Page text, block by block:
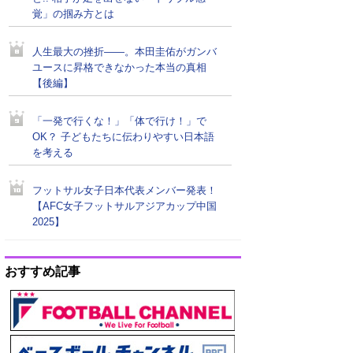
覚」の掴み方とは
人生最大の挫折――。本田圭佑がガンバ
ユースに昇格できなかった本当の真相
【後編】
「一発で行くな！」「体で行け！」で
OK？ 子どもたちに伝わりやすい日本語
を考える
フットサル女子日本代表メンバー発表！
【AFC女子フットサルアジアカップ中国
2025】
おすすめ記事